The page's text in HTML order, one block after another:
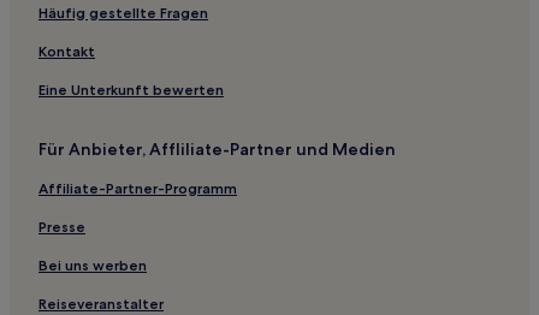
Hotels nahe Pannonhalma Bahnhof
Haustierfreundliche in Győr
Familien in Győr
Häufig gestellte Fragen
Kontakt
Eine Unterkunft bewerten
Für Anbieter, Affliliate-Partner und Medien
Affiliate-Partner-Programm
Presse
Bei uns werben
Reiseveranstalter